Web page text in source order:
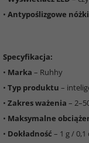
• Antypoślizgowe nóżki
Specyfikacja:
• Marka – Ruhhy
• Typ produktu –
• Zakres ważenia –
• Maksymalne
• Dokładność – 1 g / 0,1